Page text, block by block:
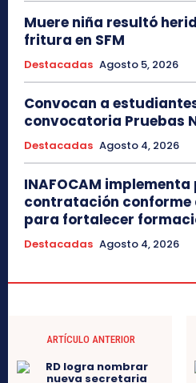
Muere niña resultó
fritura en SFM
Destacadas Agosto 5, 2026
Convocan a
convocatoria Pruebas
Destacadas Agosto 4, 2026
INAFOCAM
contratación conforme
para fortalecer
Destacadas Agosto 4, 2026
ARTÍCULO ANTERIOR